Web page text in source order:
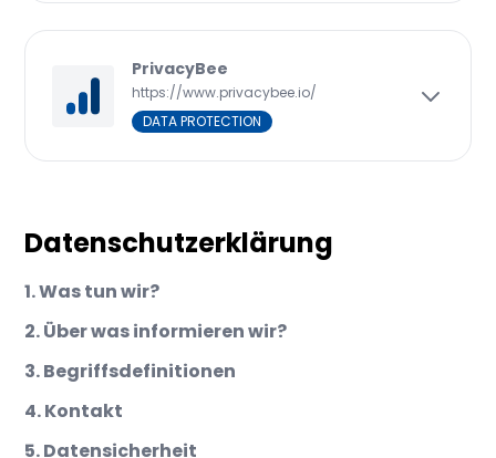
PrivacyBee
https://www.privacybee.io/
DATA PROTECTION
Datenschutzerklärung
1. Was tun wir?
2. Über was informieren wir?
3. Begriffsdefinitionen
4. Kontakt
5. Datensicherheit